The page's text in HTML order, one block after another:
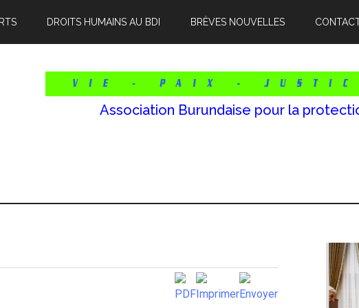
DROITS HUMAINS AU BDI BRÈVES NOUVELLES
Association Burundaise pour la
Barre